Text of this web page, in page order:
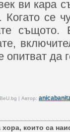
ви кара
Когато се
същото.
опитват да
| Автор:
хора, които са